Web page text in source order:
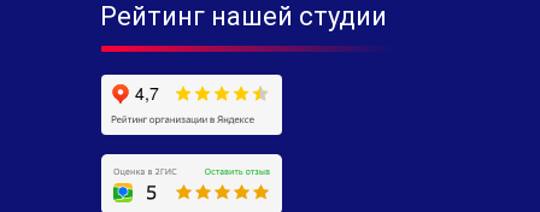
Рейтинг нашей студии